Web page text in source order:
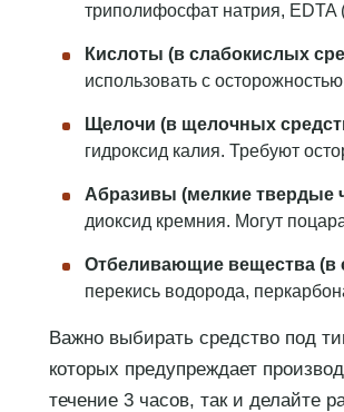
триполифосфат натрия, EDTA
Кислоты (в слабокислых
использовать с
Щелочи (в щелочных
гидроксид калия. Требуют
Абразивы (мелкие твердые
диоксид кремния. Могут
Отбеливающие вещества (в
перекись водорода,
Важно выбирать средство под
которых предупреждает
течение 3 часов, так и делайте